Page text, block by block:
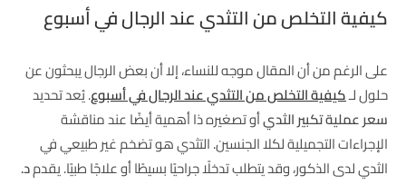
كيفية التخلص من التثدي عند الرجال في أسبوع
على الرغم من أن المقال موجه للنساء، إلا أن بعض الرجال يبحثون عن
حلول لـكيفية التخلص من التثدي عند الرجال في أسبوع. يُعد تحديد
سعر عملية تكبير الثديأو تصغيره ذا أهمية أيضًا عند مناقشة
الإجراءات التجميلية لكلا الجنسين. التثدي هو تضخم غير طبيعي في
الثدي لدى الذكور، وقد يتطلب تدخلًا جراحيًا بسيطًا أو علاجًا طبيًا. يقدمد.